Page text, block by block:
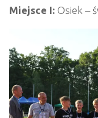
Miejsce I: Osiek –